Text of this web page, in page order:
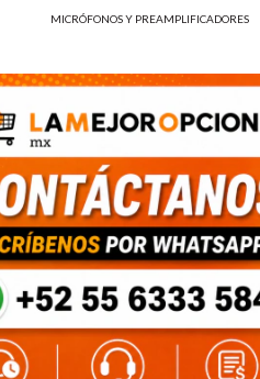
MICRÓFONOS Y PREAMPLIFICADORES